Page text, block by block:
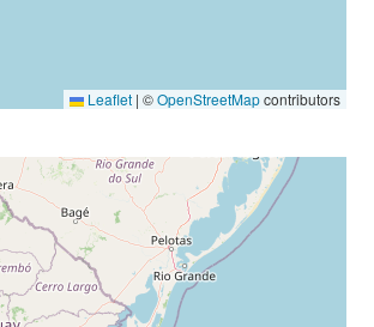
Leaflet | ©OpenStreetMapcontributors